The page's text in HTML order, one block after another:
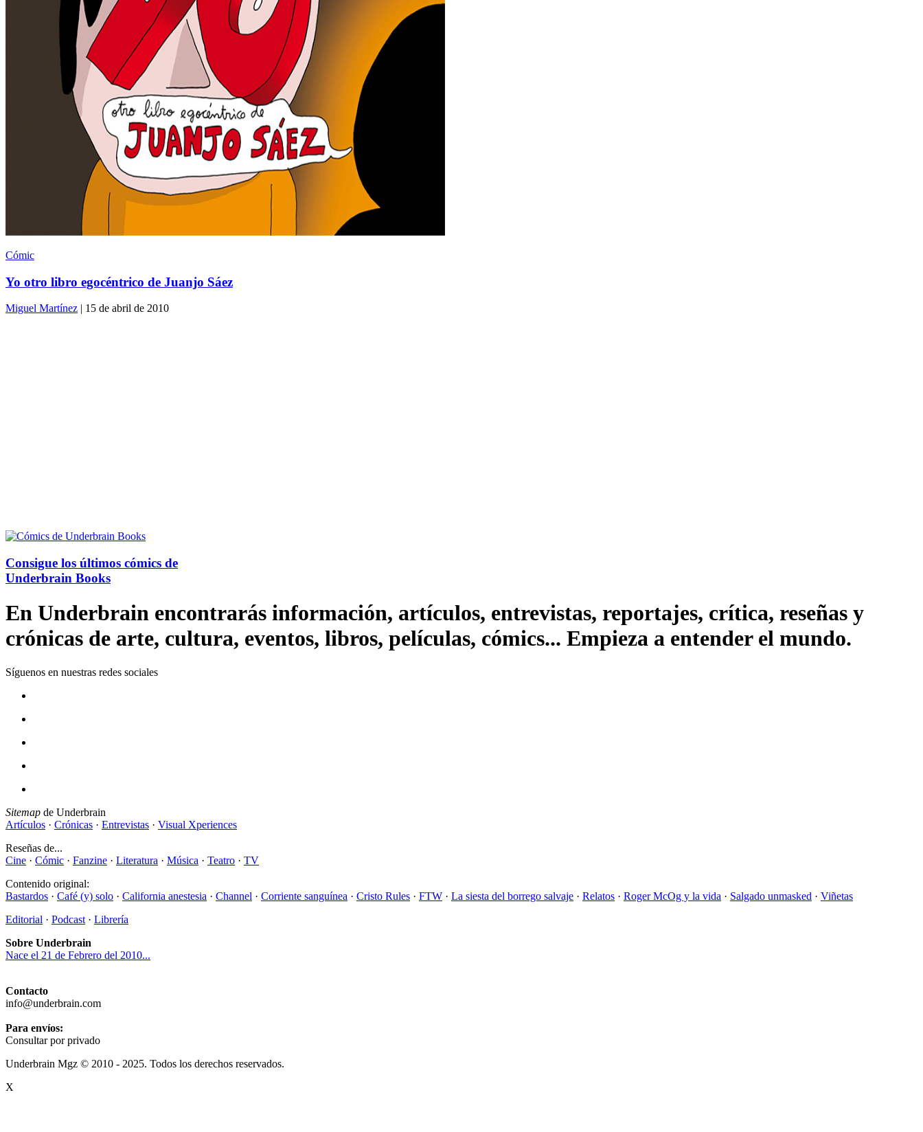
Cómic
Yo otro libro egocéntrico de Juanjo Sáez
Miguel Martínez | 15 de abril de 2010
Consigue los últimos cómics de
Underbrain Books
En Underbrain encontrarás información, artículos, entrevistas, reportajes, crítica, reseñas y
crónicas de arte, cultura, eventos, libros, películas, cómics... Empieza a entender el mundo.
Síguenos en nuestras redes sociales
Sitemap de Underbrain
Artículos · Crónicas · Entrevistas · Visual Xperiences
Reseñas de...
Cine · Cómic · Fanzine · Literatura · Música · Teatro · TV
Contenido original:
Bastardos · Café (y) solo · California anestesia · Channel · Corriente sanguínea · Cristo Rules · FTW · La siesta del borrego salvaje · Relatos · Roger McOg y la vida · Salgado unmasked · Viñetas
Editorial · Podcast · Librería
Sobre Underbrain
Nace el 21 de Febrero del 2010...
Contacto
info@underbrain.com
Para envíos:
Consultar por privado
Underbrain Mgz © 2010 - 2025. Todos los derechos reservados.
X